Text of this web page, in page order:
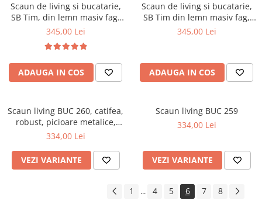
Scaun de living si bucatarie,
SB Tim, din lemn masiv fag,
tapiterie stofa, lacuit, 120 kg,
345,00 Lei
ADAUGA IN COS
Scaun de living si bucatarie,
SB Tim din lemn masiv fag,
tapiterie stofa, lacuit, 120 kg,
345,00 Lei
ADAUGA IN COS
Scaun living BUC 260, catifea,
robust, picioare metalice,
brate curbate, 110 kg
334,00 Lei
VEZI VARIANTE
Scaun living BUC 259
334,00 Lei
VEZI VARIANTE
1 ... 4 5 6 7 8